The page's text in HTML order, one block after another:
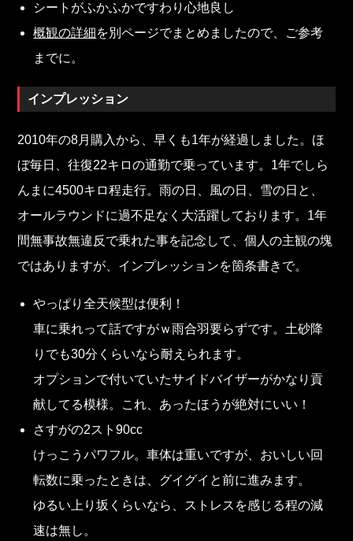
シートがふかふかですわり心地良し
概観の詳細を別ページでまとめましたので、ご参考
までに。
インプレッション
2010年の8月購入から、早くも1年が経過しました。ほ
ぼ毎日、往復22キロの通勤で乗っています。1年でしら
んまに4500キロ程走行。雨の日、風の日、雪の日と、
オールラウンドに過不足なく大活躍しております。1年
間無事故無違反で乗れた事を記念して、個人の主観の塊
ではありますが、インプレッションを箇条書きで。
やっぱり全天候型は便利！
車に乗れって話ですがｗ雨合羽要らずです。土砂降
りでも30分くらいなら耐えられます。
オプションで付いていたサイドバイザーがかなり貢
献してる模様。これ、あったほうが絶対にいい！
さすがの2スト90cc
けっこうパワフル。車体は重いですが、おいしい回
転数に乗ったときは、グイグイと前に進みます。
ゆるい上り坂くらいなら、ストレスを感じる程の減
速は無し。